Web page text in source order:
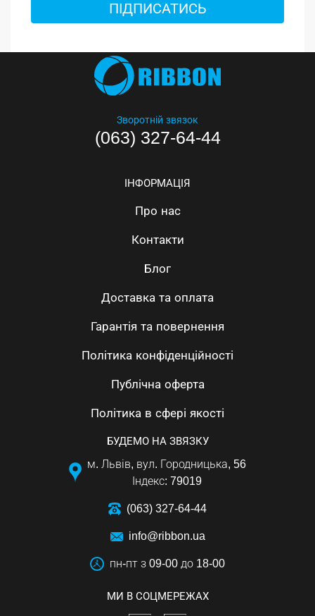
ПІДПИСАТИСЬ
Зворотній звязок
(063) 327-64-44
ІНФОРМАЦІЯ
Про нас
Контакти
Блог
Доставка та оплата
Гарантія та повернення
Політика конфіденційності
Публічна оферта
Політика в сфері якості
БУДЕМО НА ЗВЯЗКУ
м. Львів, вул. Городницька, 56
Індекс: 79019
(063) 327-64-44
info@ribbon.ua
пн-пт з 09-00 до 18-00
МИ В СОЦМЕРЕЖАХ